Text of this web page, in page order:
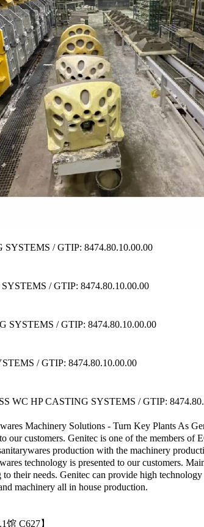
/ GTIP: 8474.80.10.00.00
/ GTIP: 8474.80.10.00.00
SYSTEMS / GTIP: 8474.80.10.00.00
/ GTIP: 8474.80.10.00.00
WC HP CASTING SYSTEMS / GTIP:
Machinery Solutions - Turn Key Plants As
our customers. Genitec is one of the members of
production with the machinery
technology is presented to our customers.
their needs. Genitec can provide high technology
machinery all in house production.
C627】